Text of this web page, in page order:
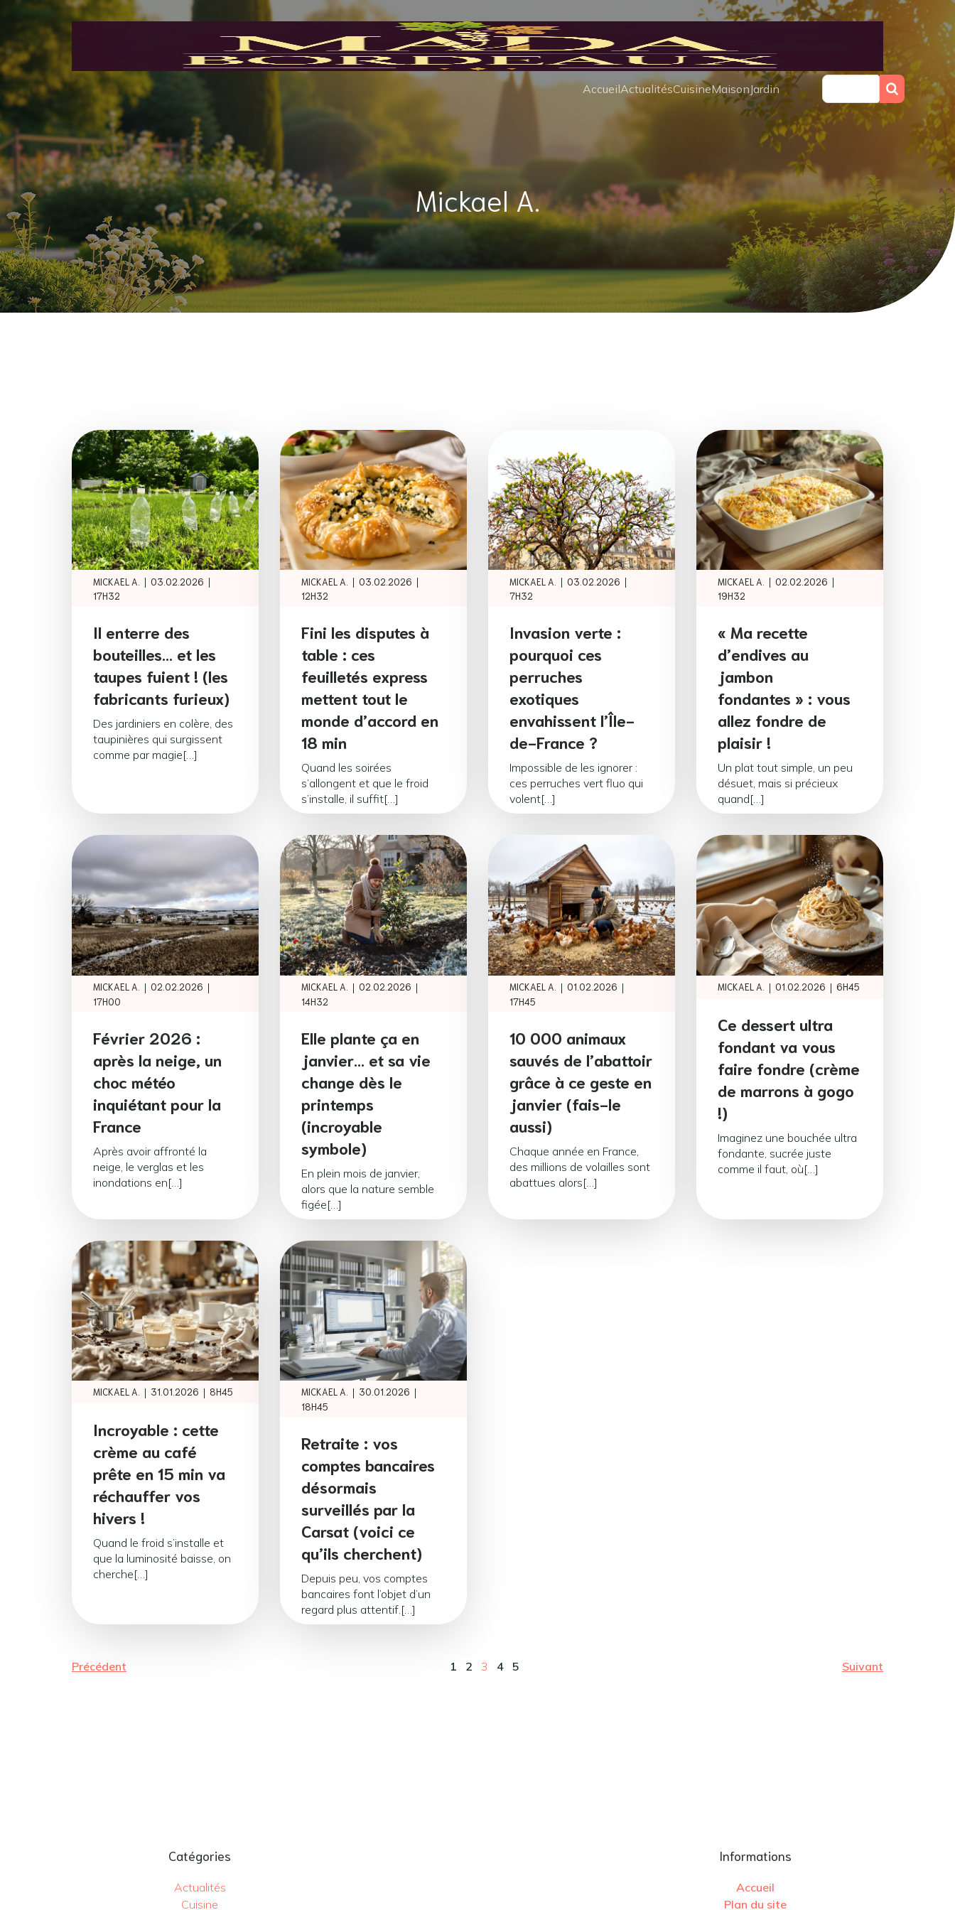
AccueilActualitésCuisineMaisonJardin
Mickael A.
MICKAEL A. | 03.02.2026 |
17H32
Il enterre des
bouteilles… et les
taupes fuient ! (les
fabricants furieux)
Des jardiniers en colère, des
taupinières qui surgissent
comme par magie[…]
MICKAEL A. | 03.02.2026 |
12H32
Fini les disputes à
table : ces
feuilletés express
mettent tout le
monde d’accord en
18 min
Quand les soirées
s’allongent et que le froid
s’installe, il suffit[…]
MICKAEL A. | 03.02.2026 |
7H32
Invasion verte :
pourquoi ces
perruches
exotiques
envahissent l’Île-
de-France ?
Impossible de les ignorer :
ces perruches vert fluo qui
volent[…]
MICKAEL A. | 02.02.2026 |
19H32
« Ma recette
d’endives au
jambon
fondantes » : vous
allez fondre de
plaisir !
Un plat tout simple, un peu
désuet, mais si précieux
quand[…]
MICKAEL A. | 02.02.2026 |
17H00
Février 2026 :
après la neige, un
choc météo
inquiétant pour la
France
Après avoir affronté la
neige, le verglas et les
inondations en[…]
MICKAEL A. | 02.02.2026 |
14H32
Elle plante ça en
janvier… et sa vie
change dès le
printemps
(incroyable
symbole)
En plein mois de janvier,
alors que la nature semble
figée[…]
MICKAEL A. | 01.02.2026 |
17H45
10 000 animaux
sauvés de l’abattoir
grâce à ce geste en
janvier (fais-le
aussi)
Chaque année en France,
des millions de volailles sont
abattues alors[…]
MICKAEL A. | 01.02.2026 | 6H45
Ce dessert ultra
fondant va vous
faire fondre (crème
de marrons à gogo
!)
Imaginez une bouchée ultra
fondante, sucrée juste
comme il faut, où[…]
MICKAEL A. | 31.01.2026 | 8H45
Incroyable : cette
crème au café
prête en 15 min va
réchauffer vos
hivers !
Quand le froid s’installe et
que la luminosité baisse, on
cherche[…]
MICKAEL A. | 30.01.2026 |
18H45
Retraite : vos
comptes bancaires
désormais
surveillés par la
Carsat (voici ce
qu’ils cherchent)
Depuis peu, vos comptes
bancaires font l’objet d’un
regard plus attentif.[…]
Précédent 1 2 3 4 5 Suivant
Catégories
Actualités
Cuisine
Informations
Accueil
Plan du site